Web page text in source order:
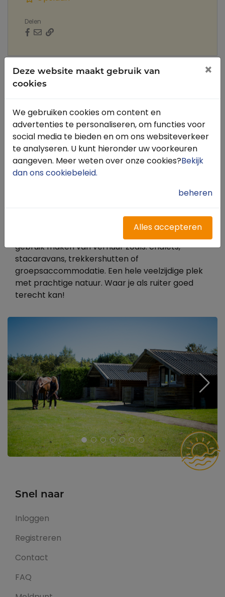
Delen
Omschrijving Contact Routes vlakbij
van het natuurgebied de Lochemse Berg in
Barchem. De camping heeft diverse uitrij
mogelijkheden om met je paard de mooie
omgeving verkennen. Overdag kan je heerlijk
genieten van de prachtige omgeving met je
paard, daarna is het mogelijk om je paard te
speelveld, ballenbak, gezellige kantine en een
gebruik maken van verhuur zoals: chalets,
stacaravans, trekkershutten of
groepsaccommodatie. Een hele veelzijdige plek
met prachtige natuur. Waar je als ruiter goed
terecht kan!
Snel naar
Inloggen
Registreren
Contact
FAQ
Deze website maakt gebruik van
cookies
×
We gebruiken cookies om content en
advertenties te personaliseren, om functies voor
social media te bieden en om ons websiteverkeer
te analyseren. U kunt hieronder uw voorkeuren
aangeven. Meer weten over onze cookies? Bekijk
dan ons cookiebeleid.
beheren
Alles accepteren